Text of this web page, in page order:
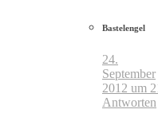
Bastelengel
24.
September
2012 um
Antworten